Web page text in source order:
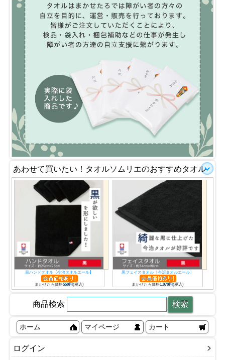
あわせて買いたい！タオルソムリエのおすすめタオル
黒ハンドタオル【今治タオルエール】
まかせたろ価格550円(税込)
黒フェイスタオル〔今治タオルエール〕
まかせたろ価格1,078円(税込)
商品検索
ホーム マイページ カート
ログイン